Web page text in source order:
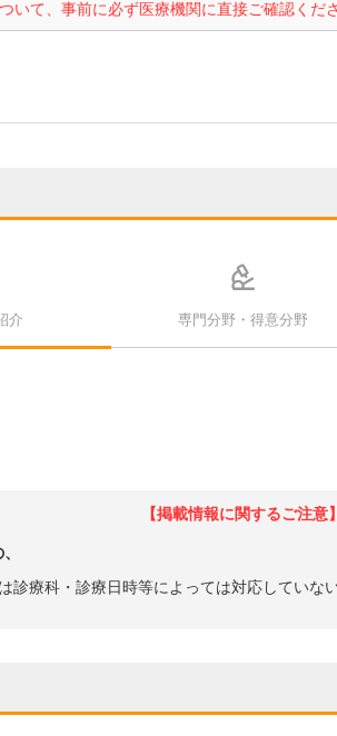
いて、事前に必ず医療機関に直接ご確認くださ
介 専門分野・得意分野
【掲載情報に関するご注意】
は診療科・診療日時等によっては対応していな